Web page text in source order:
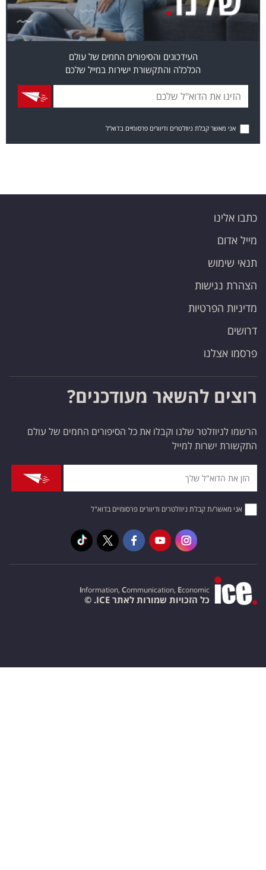
העידכונים והסיפורים החמים של עולם
הכלכלה והתקשורת ישירות במייל שלכם
אני מאשר קבלת ניוזלטרים ודיוורים פרסומיים בדוא"ל
כתבו אלינו
מייל אדום
תנאי שימוש
הצהרת נגישות
מדיניות הפרטיות
דרושים
פרסמו אצלנו
רוצים להשאר מעודכנים?
הרשמו לניוזלטר שלנו וקבלו את כל הסיפורים החמים של עולם
התקשורת ישרות למייל
אני מאשר/ת קבלת ניוזלטרים ודיוורים פרסומיים בדוא"ל
Information, Communication, Economic
כל הזכויות שמורות לאתר ICE. ©